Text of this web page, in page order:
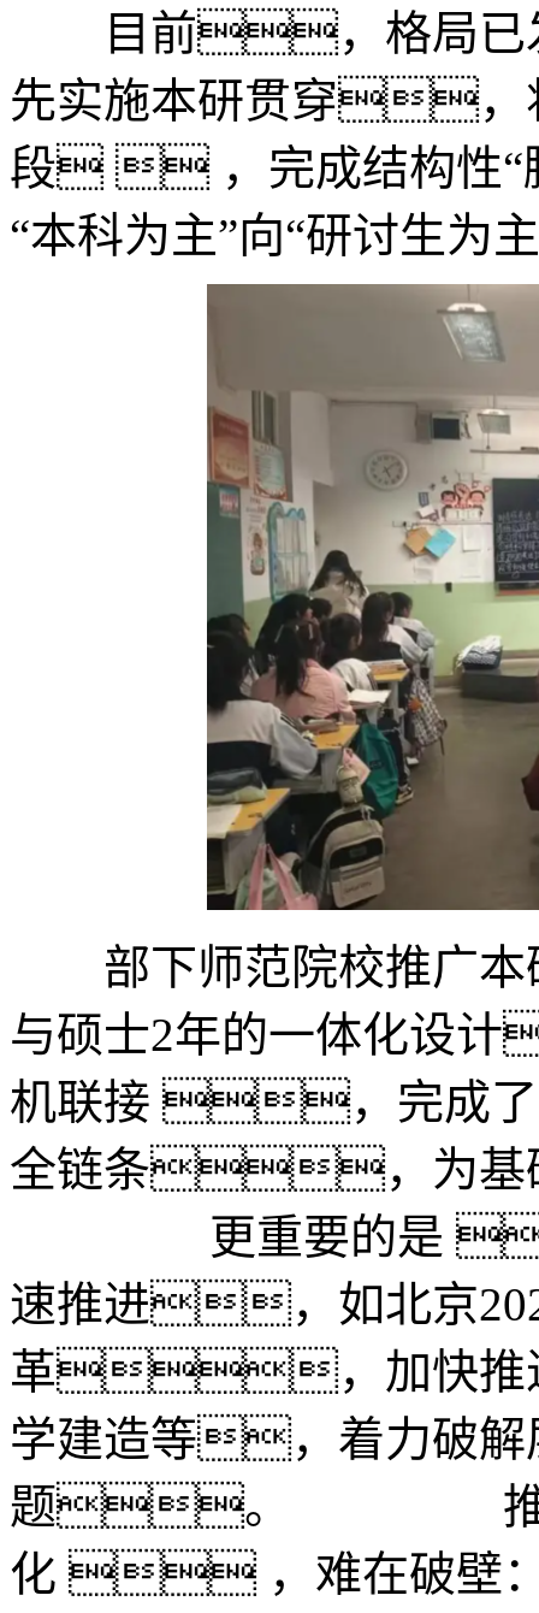
目前，格局已发
先实施本研贯穿，
段  ，完成结构性
“本科为主”向“研讨
部下师范院校推广
与硕士2年的一体化
机联接 ，完成了
全链条，为基
更重要的是 ，
速推进，如北京
革，加快推进
学建造等，着力破解
题。 推进师
化  ，难在破壁：